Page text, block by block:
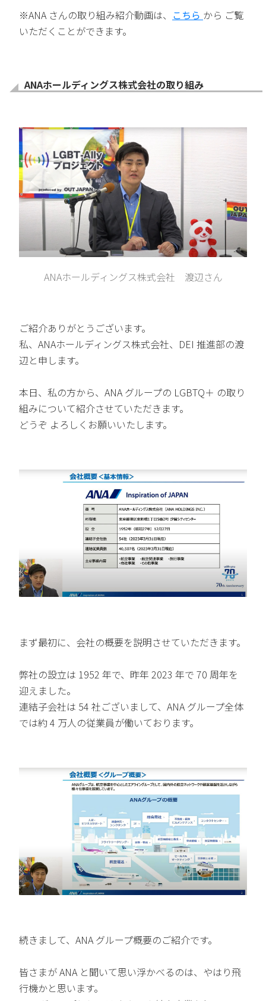
※ANA さんの取り組み紹介動画は、 こちら から ご覧
いただくことができます。
ANAホールディングス株式会社の取り組み
ANAホールディングス株式会社 渡辺さん
ご紹介ありがとうございます。
私、ANAホールディングス株式会社、DEI 推進部の渡
辺と申します。
本日、私の方から、ANA グループの LGBTQ＋ の取り
組みについて紹介させていただきます。
どうぞ よろしくお願いいたします。
まず最初に、会社の概要を説明させていただきます。
弊社の設立は 1952 年で、昨年 2023 年で 70 周年を
迎えました。
連結子会社は 54 社ございまして、ANA グループ全体
では約 4 万人の従業員が働いております。
続きまして、ANA グループ概要のご紹介です。
皆さまが ANA と聞いて思い浮かべるのは、やはり飛
行機かと思います。